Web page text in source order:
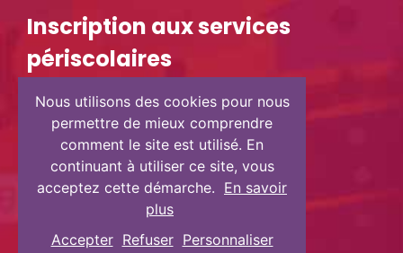
Inscription aux services
périscolaires
Nous utilisons des cookies pour nous
permettre de mieux comprendre
comment le site est utilisé. En
continuant à utiliser ce site, vous
acceptez cette démarche. En savoir
plus
Accepter Refuser Personnaliser